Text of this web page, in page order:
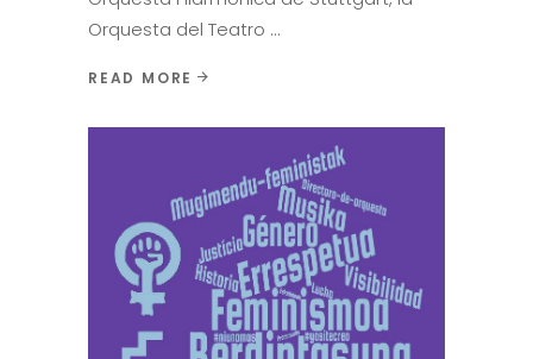
Orquesta del Teatro
READ MORE